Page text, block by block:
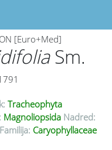
[Euro+Med]
Sm.
Tracheophyta
Magnoliopsida Nadred:
Familija: Caryophyllaceae